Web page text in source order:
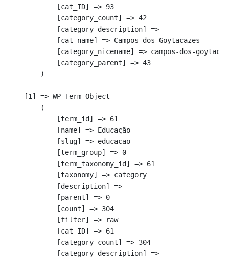
            [cat_ID] => 93
            [category_count] => 42
            [category_description] =>
            [cat_name] => Campos dos Goytacazes
[category_nicename] => campos-dos-
            [category_parent] => 43
        )
    [1] => WP_Term Object
        (
            [term_id] => 61
            [name] => Educação
            [slug] => educacao
            [term_group] => 0
            [term_taxonomy_id] => 61
            [taxonomy] => category
            [description] =>
            [parent] => 0
            [count] => 304
            [filter] => raw
            [cat_ID] => 61
            [category_count] => 304
            [category_description] =>